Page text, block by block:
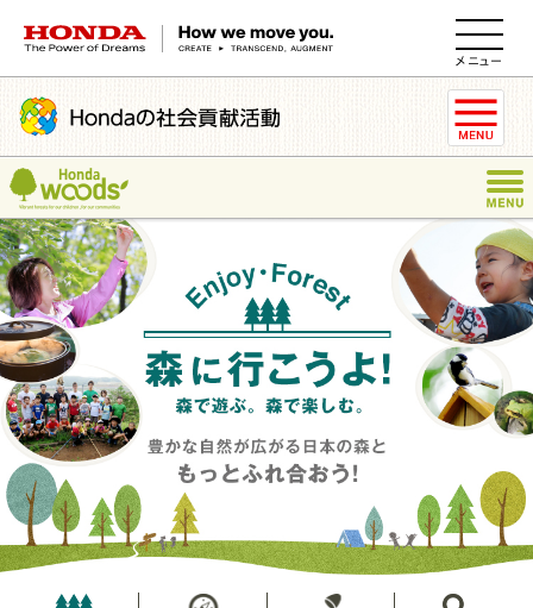
HONDA The Power of Dreams